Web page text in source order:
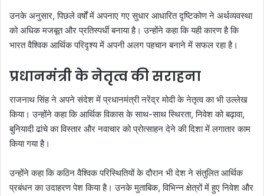
उनके अनुसार, पिछले वर्षों में अपनाए गए सुधार आधारित दृष्टिकोण ने अर्थव्यवस्था
को अधिक मजबूत और प्रतिस्पर्धी बनाया है। उन्होंने कहा कि यही कारण है कि
भारत वैश्विक आर्थिक परिदृश्य में अपनी अलग पहचान बनाने में सफल रहा है।
प्रधानमंत्री के नेतृत्व की सराहना
राजनाथ सिंह ने अपने संदेश में प्रधानमंत्री नरेंद्र मोदी के नेतृत्व का भी उल्लेख
किया। उन्होंने कहा कि आर्थिक विकास के साथ-साथ स्थिरता, निवेश को बढ़ावा,
बुनियादी ढांचे का विस्तार और नवाचार को प्रोत्साहन देने की दिशा में लगातार काम
किया गया है।
उन्होंने कहा कि कठिन वैश्विक परिस्थितियों के दौरान भी देश ने संतुलित आर्थिक
प्रबंधन का उदाहरण पेश किया है। उनके मुताबिक, विभिन्न क्षेत्रों में हुए निवेश और